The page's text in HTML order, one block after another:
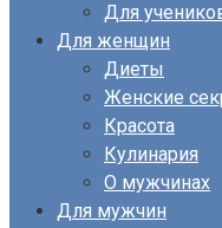
Для
Для женщин
Диеты
Женские
Красота
Кулинария
О мужчинах
Для мужчин